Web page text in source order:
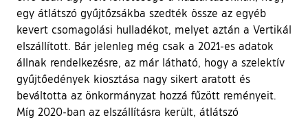
egy átlátszó gyűjtőzsákba szedték össze az egyéb
kevert csomagolási hulladékot, melyet aztán a Vertikál
elszállított. Bár jelenleg még csak a 2021-es adatok
állnak rendelkezésre, az már látható, hogy a szelektív
gyűjtőedények kiosztása nagy sikert aratott és
beváltotta az önkormányzat hozzá fűzött reményeit.
Míg 2020-ban az elszállításra került, átlátszó